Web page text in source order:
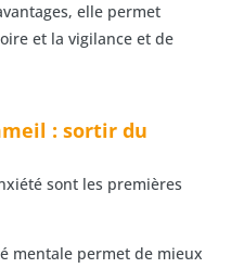
elle permet
et la vigilance et de
: sortir du
sont les premières
mentale permet de mieux